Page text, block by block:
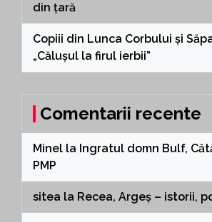
din țară
Copiii din Lunca Corbului și
„Călușul la firul ierbii”
Comentarii recente
Minel la Ingratul domn Bulf,
PMP
sitea la Recea, Argeș – istorii,